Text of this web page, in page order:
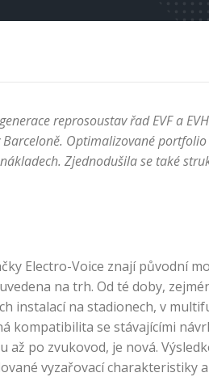
reprosoustav řad EVF a
Barceloně. Optimalizované
Zjednodušila se také
Electro-Voice znají původní
na trh. Od té doby,
instalací na stadionech, v
kompatibilita se stávajícími
až po zvukovod, je nová.
vyzařovací charakteristiky